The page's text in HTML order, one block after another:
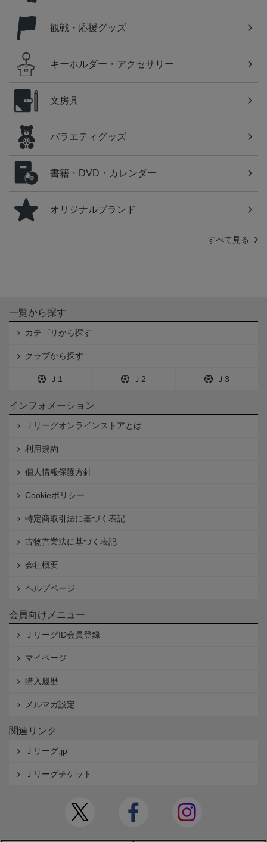
観戦・応援グッズ
キーホルダー・アクセサリー
文房具
バラエティグッズ
書籍・DVD・カレンダー
オリジナルブランド
すべて見る
一覧から探す
カテゴリから探す
クラブから探す
Ｊ1 Ｊ2 Ｊ3
インフォメーション
Ｊリーグオンラインストアとは
利用規約
個人情報保護方針
Cookieポリシー
特定商取引法に基づく表記
古物営業法に基づく表記
会社概要
ヘルプページ
会員向けメニュー
ＪリーグID会員登録
マイページ
購入履歴
メルマガ設定
関連リンク
Ｊリーグ.jp
Ｊリーグチケット